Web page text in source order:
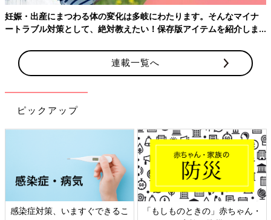
離乳完了期 1才～1才6カ月ごろ「豆腐」のレシピ
了期1歳 ～1歳6ヶ月ごろ
1歳～1歳6ヶ月ごろから使える、野菜や果物な
整えるビタミンのレシピをご紹介。野菜の白あ
麻婆豆腐 作り方・レシピ 離乳食完了期
1歳 ～1歳6ヶ月ごろ
1歳～1歳6ヶ月ごろから使える、魚、肉、豆腐
などタンパク質を含む食材を使った、体をつく
るタンパク質のレシピをご紹介。麻婆豆腐（マ
ーボードーフ）
豆腐とチキンのナゲット 作り方・レシ
妊娠・出産にまつわる体の変化は多岐にわたります。そんなマイナ
ートラブル対策として、絶対教えたい！保存版アイテムを紹介しま
連載一覧へ
ピックアップ
感染症対策、いますぐできるこ
「もしものときの」赤ちゃん・